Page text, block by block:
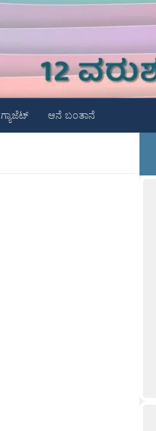
ಗ್ಯಾಜೆಟ್ ಆನೆ ಬಂತಾನೆ